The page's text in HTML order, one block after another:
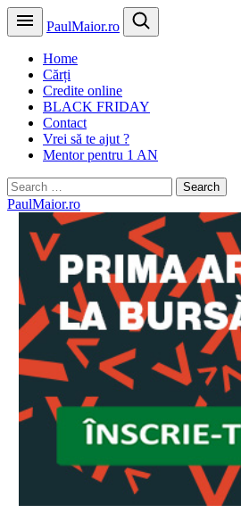
PaulMaior.ro
Home
Cărți
Credite online
BLACK FRIDAY
Contact
Vrei să te ajut ?
Mentor pentru 1 AN
Search
for:
PaulMaior.ro